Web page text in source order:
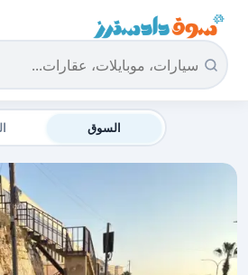
سوق دادسترز الرئيسية
السوق